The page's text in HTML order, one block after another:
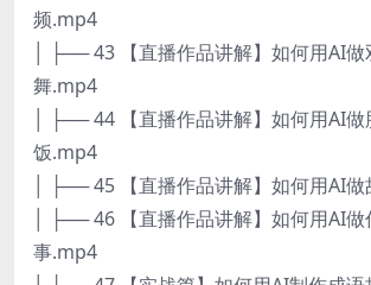
频.mp4
│ ├── 43 【直播作品讲解】如何用AI
舞.mp4
│ ├── 44 【直播作品讲解】如何用AI
饭.mp4
│ ├── 45 【直播作品讲解】如何用AI
│ ├── 46 【直播作品讲解】如何用AI
事.mp4